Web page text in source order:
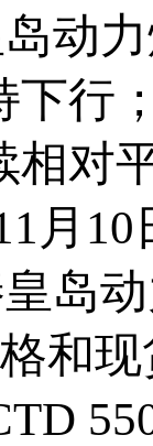
动
行
相对
10
岛
和